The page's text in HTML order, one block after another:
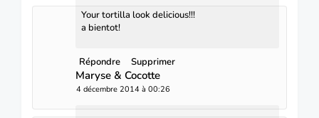
Your tortilla look delicious!!!
a bientot!
Répondre Supprimer
Maryse & Cocotte
4 décembre 2014 à 00:26